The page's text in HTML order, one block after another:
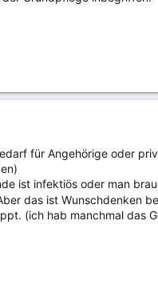
für Angehörige oder
ist infektiös oder man
das ist Wunschdenken
(ich hab manchmal das